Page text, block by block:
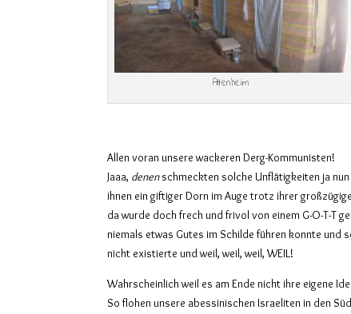
Altenheim
Allen voran unsere wackeren Derg-Kommunisten!
Jaaa, denenschmeckten solche Unflätigkeiten ja
ihnen ein giftiger Dorn im Auge trotz ihrer
da wurde doch frech und frivol von einem G-O-T-T
niemals etwas Gutes im Schilde führen konnte und
nicht existierte und weil, weil, weil, WEIL!
Wahrscheinlich weil es am Ende nicht ihre eigene
So flohen unsere abessinischen Israeliten in den